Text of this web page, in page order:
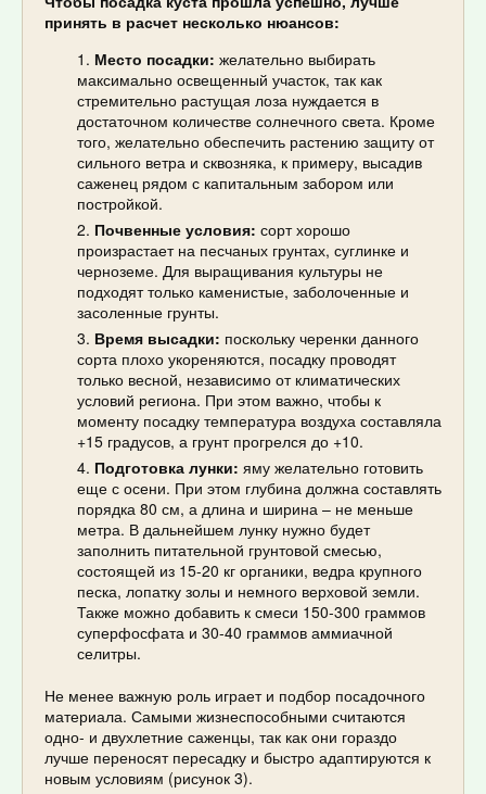
принять в расчет несколько нюансов:
Место посадки: желательно выбирать
максимально освещенный участок, так как
стремительно растущая лоза нуждается в
достаточном количестве солнечного света. Кроме
того, желательно обеспечить растению защиту от
сильного ветра и сквозняка, к примеру, высадив
саженец рядом с капитальным забором или
постройкой.
Почвенные условия: сорт хорошо
произрастает на песчаных грунтах, суглинке и
черноземе. Для выращивания культуры не
подходят только каменистые, заболоченные и
засоленные грунты.
Время высадки: поскольку черенки данного
сорта плохо укореняются, посадку проводят
только весной, независимо от климатических
условий региона. При этом важно, чтобы к
моменту посадку температура воздуха составляла
+15 градусов, а грунт прогрелся до +10.
Подготовка лунки: яму желательно готовить
еще с осени. При этом глубина должна составлять
порядка 80 см, а длина и ширина – не меньше
метра. В дальнейшем лунку нужно будет
заполнить питательной грунтовой смесью,
состоящей из 15-20 кг органики, ведра крупного
песка, лопатку золы и немного верховой земли.
Также можно добавить к смеси 150-300 граммов
суперфосфата и 30-40 граммов аммиачной
селитры.
Не менее важную роль играет и подбор посадочного
материала. Самыми жизнеспособными считаются
одно- и двухлетние саженцы, так как они гораздо
лучше переносят пересадку и быстро адаптируются к
новым условиям (рисунок 3).